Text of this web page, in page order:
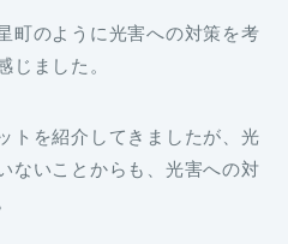
町のように光害への対策を考
じました。
トを紹介してきましたが、光
ないことからも、光害への対